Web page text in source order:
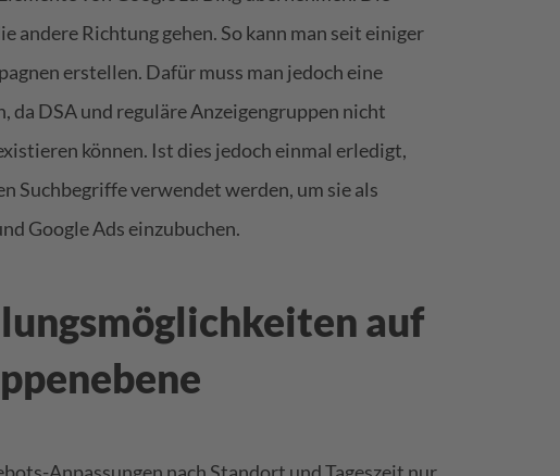
andere Richtung gehen. So kann man seit einiger
erstellen. Dafür muss man jedoch eine
da DSA und reguläre Anzeigengruppen nicht
können. Ist dies jedoch einmal erledigt,
Suchbegriffe verwendet werden, um sie als
Google Ads einzubuchen.
auf